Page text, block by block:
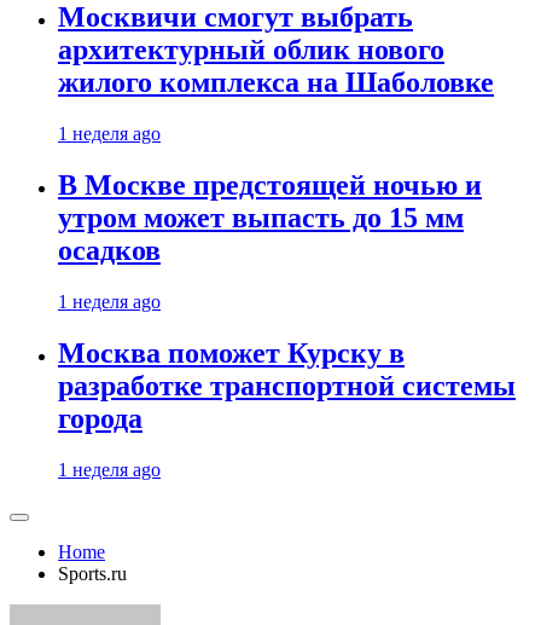
Москвичи смогут выбрать
архитектурный облик нового
жилого комплекса на Шаболовке
1 неделя ago
В Москве предстоящей ночью и
утром может выпасть до 15 мм
осадков
1 неделя ago
Москва поможет Курску в
разработке транспортной системы
города
1 неделя ago
Home
Sports.ru